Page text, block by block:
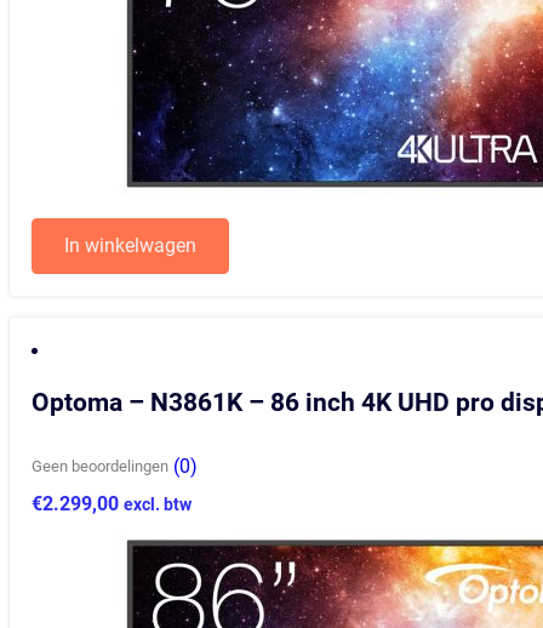
In winkelwagen
Optoma – N3861K – 86 inch 4K UHD pro
Geen beoordelingen (0)
€2.299,00 excl. btw